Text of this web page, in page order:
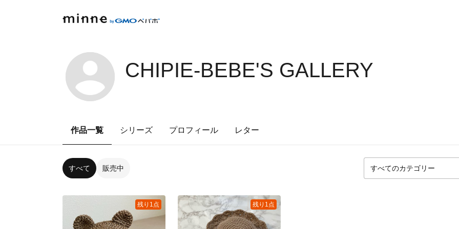
CHIPIE-BEBE'S GALLERY
作品一覧 シリーズ プロフィール レター
すべて 販売中
残り1点 残り1点